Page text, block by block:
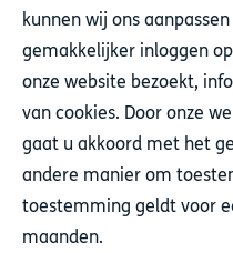
kunnen wij ons
gemakkelijker inloggen
onze website bezoekt,
van cookies. Door onze
gaat u akkoord met het
andere manier om
toestemming geldt voor
maanden.